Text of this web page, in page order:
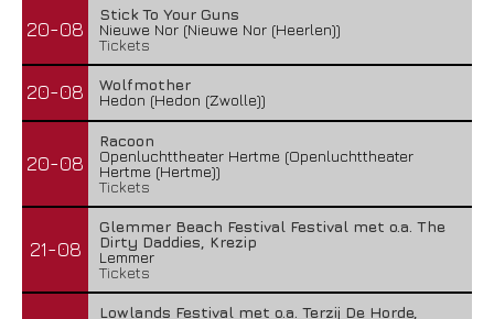
20-08
Stick To Your Guns
Nieuwe Nor (Nieuwe Nor (Heerlen))
Tickets
20-08
Wolfmother
Hedon (Hedon (Zwolle))
20-08
Racoon
Openluchttheater Hertme (Openluchttheater
Hertme (Hertme))
Tickets
21-08
Glemmer Beach Festival Festival met o.a. The
Dirty Daddies, Krezip
Lemmer
Tickets
Lowlands Festival met o.a. Terzij De Horde,